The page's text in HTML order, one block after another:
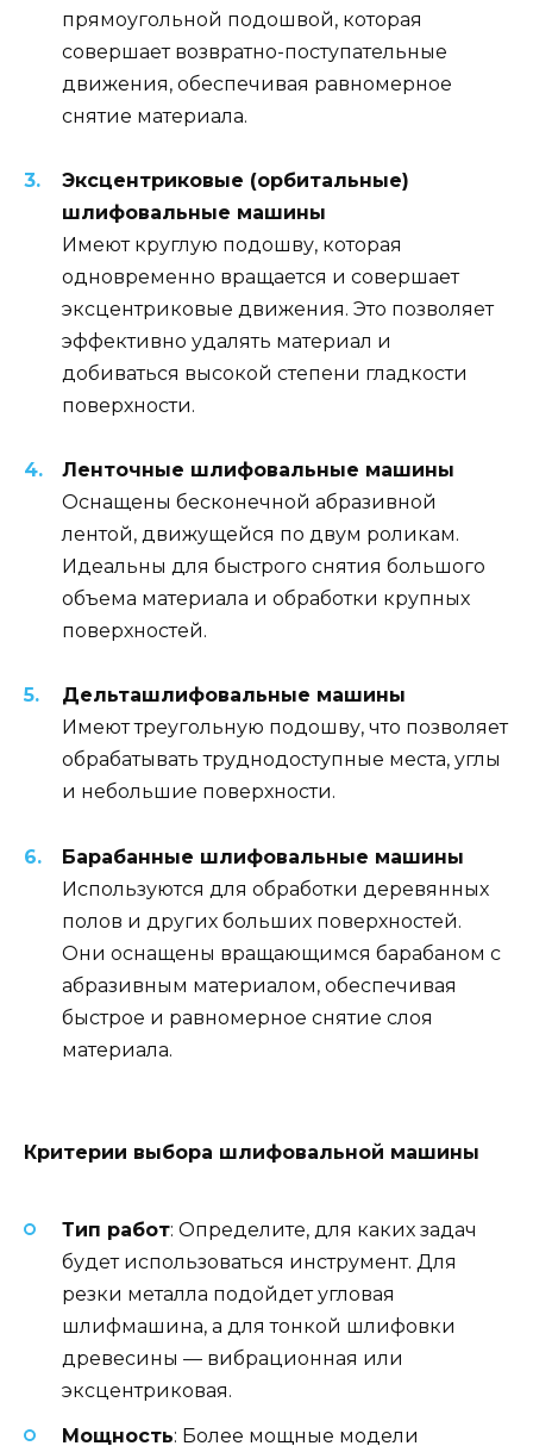
прямоугольной подошвой, которая
совершает возвратно-поступательные
движения, обеспечивая равномерное
снятие материала.
Эксцентриковые (орбитальные)
шлифовальные машины
Имеют круглую подошву, которая
одновременно вращается и совершает
эксцентриковые движения. Это позволяет
эффективно удалять материал и
добиваться высокой степени гладкости
поверхности.
Ленточные шлифовальные машины
Оснащены бесконечной абразивной
лентой, движущейся по двум роликам.
Идеальны для быстрого снятия большого
объема материала и обработки крупных
поверхностей.
Дельташлифовальные машины
Имеют треугольную подошву, что позволяет
обрабатывать труднодоступные места, углы
и небольшие поверхности.
Барабанные шлифовальные машины
Используются для обработки деревянных
полов и других больших поверхностей.
Они оснащены вращающимся барабаном с
абразивным материалом, обеспечивая
быстрое и равномерное снятие слоя
материала.
Критерии выбора шлифовальной машины
Тип работ: Определите, для каких задач
будет использоваться инструмент. Для
резки металла подойдет угловая
шлифмашина, а для тонкой шлифовки
древесины — вибрационная или
эксцентриковая.
Мощность: Более мощные модели